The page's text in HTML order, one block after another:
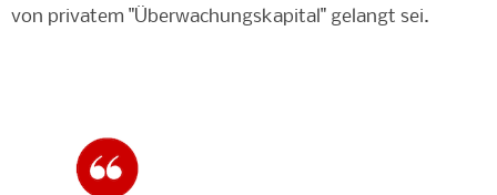
von privatem "Überwachungskapital" gelangt sei.